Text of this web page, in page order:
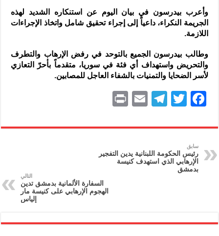
وأعرب بيدرسون في بيان اليوم عن استنكاره الشديد لهذه
الجريمة النكراء، داعياً إلى إجراء تحقيق شامل واتخاذ الإجراءات
اللازمة.
وطالب بيدرسون الجميع بالتوحد في رفض الإرهاب والتطرف
والتحريض واستهداف أي فئة في سوريا، متقدماً بأحرّ التعازي
لأسر الضحايا والتمنيات بالشفاء العاجل للمصابين.
F
c
e
b
o
T
itt
T
e
gr
a
E
ai
nt
سابق
رئيس الحكومة اللبنانية يدين التفجير
الإرهابي الذي استهدف كنيسة
بدمشق
التالي
السفارة الألمانية بدمشق تدين
الهجوم الإرهابي على كنيسة مار
إلياس